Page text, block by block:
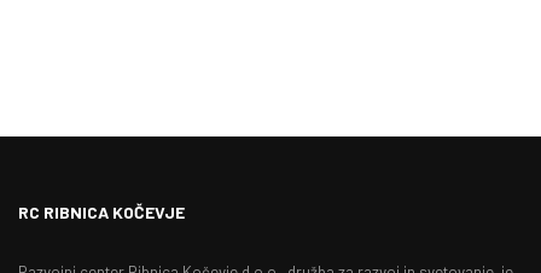
RC RIBNICA KOČEVJE